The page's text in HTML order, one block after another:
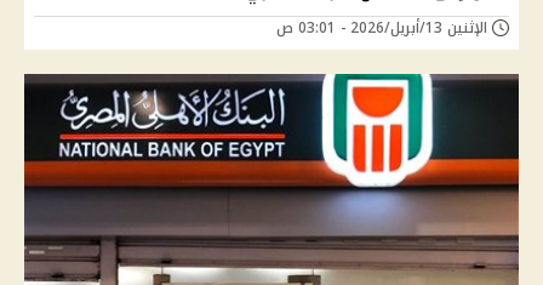
الإثنين 13/أبريل/2026 - 03:01 ص